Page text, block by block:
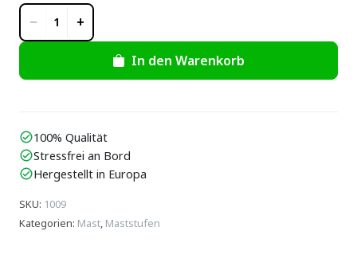
− 1 +
In den Warenkorb
check_circle100% Qualität
check_circleStressfrei an Bord
check_circleHergestellt in Europa
SKU: 1009
Kategorien: Mast, Maststufen